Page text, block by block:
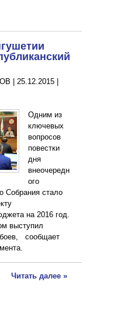
| 25.12.2015
Одним из
ключевых
вопросов
повестки
дня
внеочередн
ого
Собрания стало
на 2016 год.
выступил
сообщает
Читать далее »